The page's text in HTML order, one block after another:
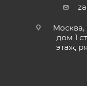
Москва,
дом 1
этаж,